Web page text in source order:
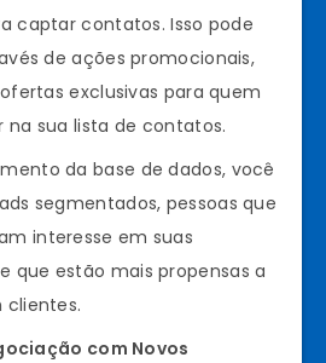
captar contatos. Isso pode
de ações promocionais,
exclusivas para quem
na sua lista de contatos.
da base de dados, você
segmentados, pessoas que
interesse em suas
que estão mais propensas a
clientes.
com Novos